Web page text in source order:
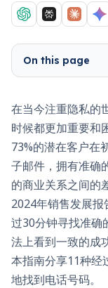
On this page
在当今注重隐私的
时候都更加重要和
73%的潜在客户在
子邮件，拥有准确
的商业关系之间的
2024年销售发展报
过30分钟寻找准确
法上看到一致的成功
本指南分享11种经
地找到电话号码。